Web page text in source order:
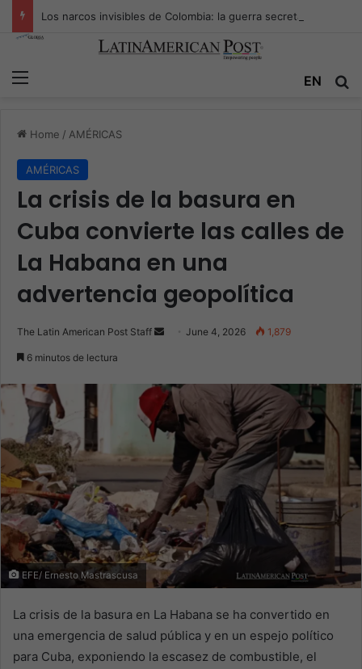
Menu EN
Home / AMÉRICAS
AMÉRICAS
La crisis de la basura en
Cuba convierte las calles de
La Habana en una
advertencia geopolítica
The Latin American Post Staff
SendJune 4, 2026 1,879
6 minutos de lectura
EFE/ Ernesto Mastrascusa
La crisis de la basura en La Habana se ha convertido en
una emergencia de salud pública y en un espejo político
para Cuba, exponiendo la escasez de combustible, el